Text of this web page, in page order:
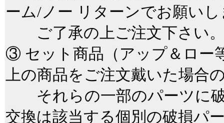
ーム/ノー リターンでお願い
ご了承の上ご注文下さい
③ セット商品（アップ＆ロー
上の商品をご注文戴いた場合
それらの一部のパーツに破
交換は該当する個別の破損パ